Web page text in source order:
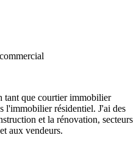
tant que courtier immobilier
l'immobilier résidentiel. J'ai des
et la rénovation, secteurs
aux vendeurs.